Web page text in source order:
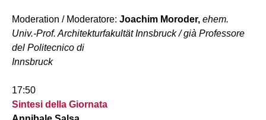
Moderation / Moderatore: Joachim Moroder, ehem.
Univ.-Prof. Architekturfakultät Innsbruck / già Professore
del Politecnico di
Innsbruck
17:50
Sintesi della Giornata